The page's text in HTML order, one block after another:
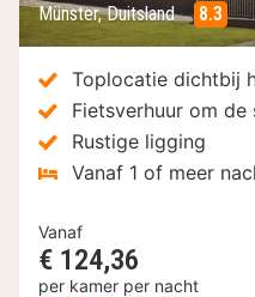
Münster, Duitsland 8.3
Toplocatie dichtbij
Fietsverhuur om
Rustige ligging
Vanaf 1 of meer
Vanaf
€ 124,36
per kamer per nacht